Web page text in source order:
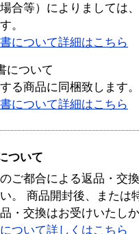
合等）によりましては
。
について詳細はこちら
について
る商品に同梱致します。
について詳細はこちら
ついて
ご都合による返品・交
。 商品開封後、または
・交換はお受けいたし
ついて詳しくはこちら